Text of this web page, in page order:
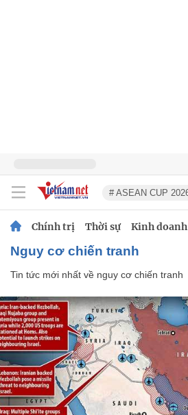
# ASEAN CUP
Chính trị Thời sự Kinh doanh
nguy cơ chiến tranh
Tin tức mới nhất về nguy cơ chiến tranh